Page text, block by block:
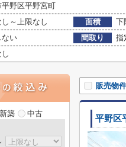
平野区平野宮町
～上限なし 面積 下
ない 間取り
指
販売物
平野区
新築
中古